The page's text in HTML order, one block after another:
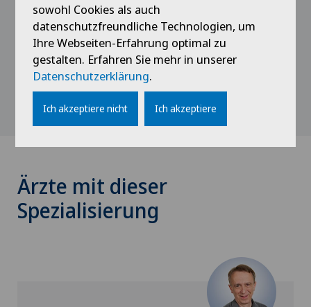
1971 - 1979
Medizinstudium Zürich
Ärzte mit dieser
Spezialisierung
sowohl Cookies als auch
datenschutzfreundliche Technologien, um
Ihre Webseiten-Erfahrung optimal zu
gestalten. Erfahren Sie mehr in unserer
Datenschutzerklärung.
Ich akzeptiere nicht Ich akzeptiere